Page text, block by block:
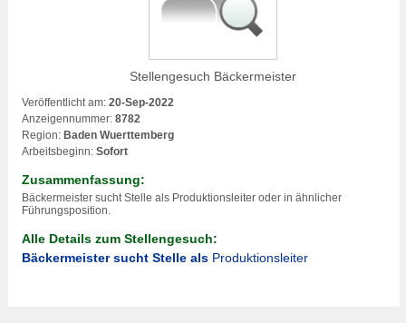
Stellengesuch Bäckermeister
Veröffentlicht am: 20-Sep-2022
Anzeigennummer: 8782
Region: Baden Wuerttemberg
Arbeitsbeginn: Sofort
Zusammenfassung:
Bäckermeister sucht Stelle als Produktionsleiter oder in ähnlicher
Führungsposition.
Alle Details zum Stellengesuch:
Bäckermeister sucht Stelle als Produktionsleiter